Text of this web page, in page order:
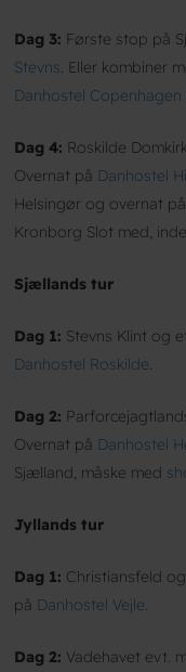
Dag 3: Første stop på
Stevns . Eller kombiner
Danhostel Copenhagen
Dag 4: Roskilde
Overnat på Danhostel
Helsingør og overnat på
Kronborg Slot med,
Sjællands tur
Dag 1: Stevns Klint og
Danhostel Roskilde
Dag 2:
Overnat på Danhostel
Sjælland, måske med
Jyllands tur
Dag 1: Christiansfeld
på Danhostel Vejle
Dag 2: Vadehavet evt.